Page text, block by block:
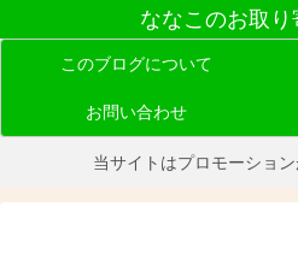
ななこのお取り
このブログについて
お問い合わせ
当サイトはプロモーション